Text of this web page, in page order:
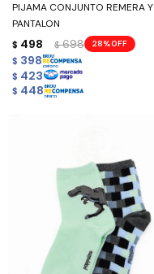
PIJAMA CONJUNTO REMERA Y
PANTALON
$ 498 $ 698 28
$ 398
$ 423
$ 448